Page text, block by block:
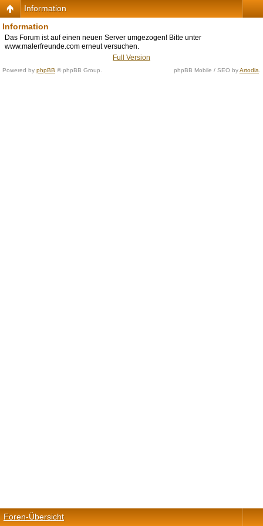
Information
Information
Das Forum ist auf einen neuen Server umgezogen! Bitte unter
www.malerfreunde.com erneut versuchen.
Full Version
Powered by phpBB © phpBB Group. phpBB Mobile / SEO byArtodia
Foren-Übersicht